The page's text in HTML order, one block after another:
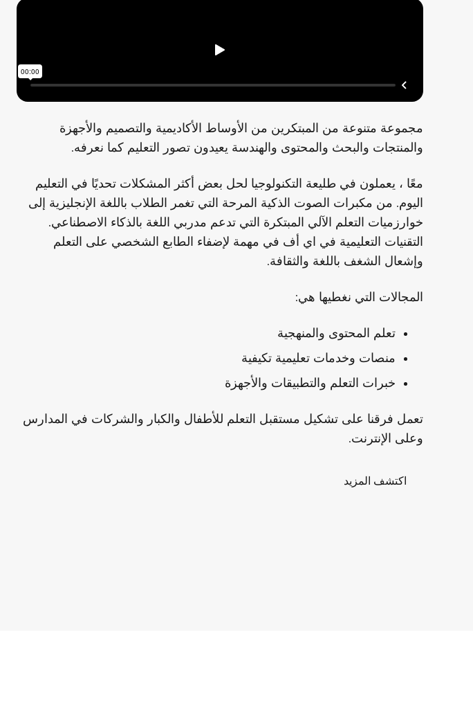
مجموعة متنوعة من المبتكرين من الأوساط الأكاديمية والتصميم والأجهزة
والمنتجات والبحث والمحتوى والهندسة يعيدون تصور التعليم كما نعرفه.
معًا ، يعملون في طليعة التكنولوجيا لحل بعض أكثر المشكلات تحديًا في التعليم
اليوم. من مكبرات الصوت الذكية المرحة التي تغمر الطلاب باللغة الإنجليزية إلى
خوارزميات التعلم الآلي المبتكرة التي تدعم مدربي اللغة بالذكاء الاصطناعي.
التقنيات التعليمية في اي أف في مهمة لإضفاء الطابع الشخصي على التعلم
وإشعال الشغف باللغة والثقافة.
المجالات التي نغطيها هي:
تعلم المحتوى والمنهجية
منصات وخدمات تعليمية تكيفية
خبرات التعلم والتطبيقات والأجهزة
تعمل فرقنا على تشكيل مستقبل التعلم للأطفال والكبار والشركات في المدارس
وعلى الإنترنت.
اكتشف المزيد